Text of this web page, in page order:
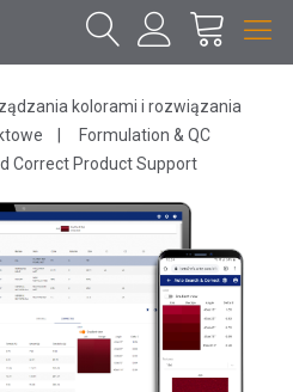
kolorami i rozwiązania
Formulation & QC
Correct Product Support